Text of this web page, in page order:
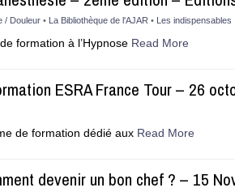
/ Douleur • La Bibliothèque de l'AJAR • Les indispensables
formation à l’Hypnose Read More
ESRA France Tour – 26
de formation dédié aux Read More
devenir un bon chef ? – 15